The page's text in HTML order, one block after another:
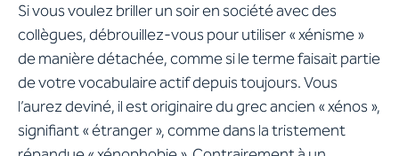
Si vous voulez briller un soir en société avec des
collègues, débrouillez-vous pour utiliser « xénisme »
de manière détachée, comme si le terme faisait partie
de votre vocabulaire actif depuis toujours. Vous
l’aurez deviné, il est originaire du grec ancien « xénos »,
signifiant « étranger », comme dans la tristement